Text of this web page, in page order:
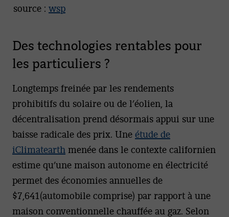
source : wsp
Des technologies rentables pour
les particuliers ?
Longtemps freinée par les rendements
prohibitifs du solaire ou de l’éolien, la
décentralisation prend désormais appui sur une
baisse radicale des prix. Uneétude de
iClimatearth menée dans le contexte californien
estime qu’une maison autonome en électricité
permet des économies annuelles de
$7,641(automobile comprise) par rapport à une
maison conventionnelle chauffée au gaz. Selon